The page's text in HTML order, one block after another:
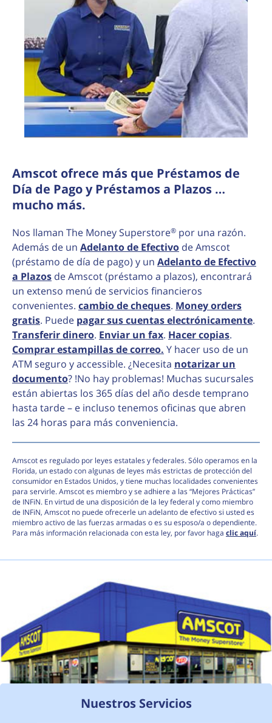
Amscot ofrece más que Préstamos de
Día de Pago y Préstamos a Plazos …
mucho más.
Nos llaman The Money Superstore® por una razón.
Además de un Adelanto de Efectivo de Amscot
(préstamo de día de pago) y un Adelanto de Efectivo
a Plazos de Amscot (préstamo a plazos), encontrará
un extenso menú de servicios financieros
convenientes. cambio de cheques. Money orders
gratis. Puede pagar sus cuentas electrónicamente.
Transferir dinero. Enviar un fax. Hacer copias.
Comprar estampillas de correo. Y hacer uso de un
ATM seguro y accessible. ¿Necesita notarizar un
documento? !No hay problemas! Muchas sucursales
están abiertas los 365 días del año desde temprano
hasta tarde – e incluso tenemos oficinas que abren
las 24 horas para más conveniencia.
Amscot es regulado por leyes estatales y federales. Sólo operamos en la
Florida, un estado con algunas de leyes más estrictas de protección del
consumidor en Estados Unidos, y tiene muchas localidades convenientes
para servirle. Amscot es miembro y se adhiere a las “Mejores Prácticas”
de INFiN. En virtud de una disposición de la ley federal y como miembro
de INFiN, Amscot no puede ofrecerle un adelanto de efectivo si usted es
miembro activo de las fuerzas armadas o es su esposo/a o dependiente.
Para más información relacionada con esta ley, por favor haga clic aquí.
Nuestros Servicios